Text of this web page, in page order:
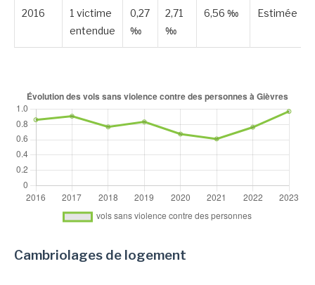
2016
1 victime
entendue
0,27
‰
2,71
‰
6,56 ‰ Estimée
Cambriolages de logement